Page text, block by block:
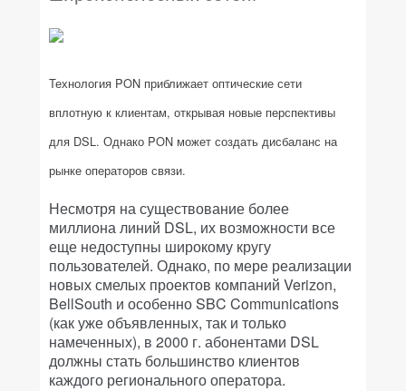
Технология PON приближает оптические сети
вплотную к клиентам, открывая новые перспективы
для DSL. Однако PON может создать дисбаланс на
рынке операторов связи.
Несмотря на существование более
миллиона линий DSL, их возможности все
еще недоступны широкому кругу
пользователей. Однако, по мере реализации
новых смелых проектов компаний Verizon,
BellSouth и особенно SBC Communications
(как уже объявленных, так и только
намеченных), в 2000 г. абонентами DSL
должны стать большинство клиентов
каждого регионального оператора.